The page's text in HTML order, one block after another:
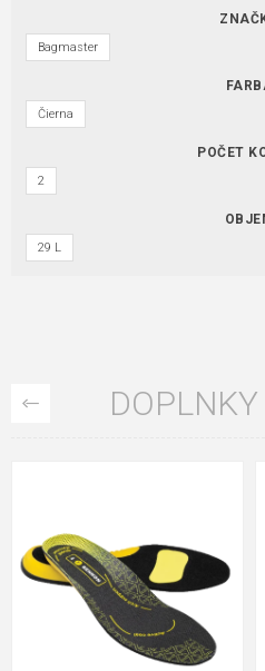
Bagmaster
Čierna
POČET
2
29 L